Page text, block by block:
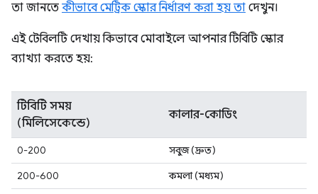
তা জানতে কীভাবে মেট্রিক স্কোর নির্ধারণ করা হয় তা দেখুন।
এই টেবিলটি দেখায় কিভাবে মোবাইলে আপনার টিবিটি স্কোর
ব্যাখ্যা করতে হয়:
টিবিটি সময়
(মিলিসেকেন্ডে)
কালার-কোডিং
0-200
সবুজ (দ্রুত)
200-600
কমলা (মধ্যম)